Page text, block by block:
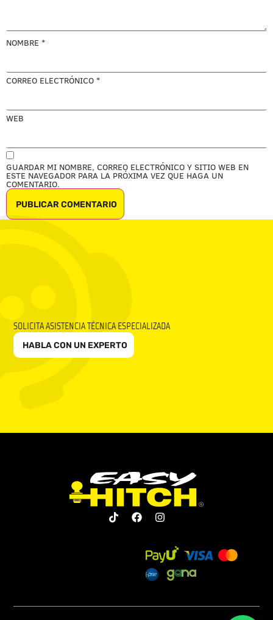
NOMBRE *
CORREO ELECTRÓNICO *
WEB
GUARDAR MI NOMBRE, CORREO ELECTRÓNICO Y SITIO WEB EN
ESTE NAVEGADOR PARA LA PRÓXIMA VEZ QUE HAGA UN
COMENTARIO.
SOLICITA ASISTENCIA TÉCNICA ESPECIALIZADA
HABLA CON UN EXPERTO